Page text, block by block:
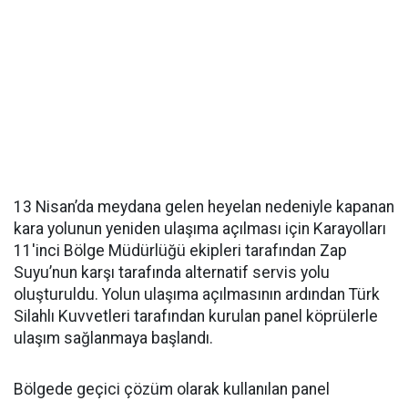
13 Nisan’da meydana gelen heyelan nedeniyle kapanan
kara yolunun yeniden ulaşıma açılması için Karayolları
11'inci Bölge Müdürlüğü ekipleri tarafından Zap
Suyu’nun karşı tarafında alternatif servis yolu
oluşturuldu. Yolun ulaşıma açılmasının ardından Türk
Silahlı Kuvvetleri tarafından kurulan panel köprülerle
ulaşım sağlanmaya başlandı.
Bölgede geçici çözüm olarak kullanılan panel